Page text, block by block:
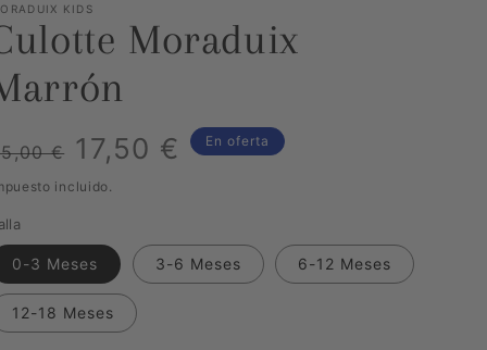
KIDS
Moraduix
€
Precio
de
17,50 € En oferta
incluido.
0-3 Meses 3-6 Meses 6-12 Meses
12-18 Meses